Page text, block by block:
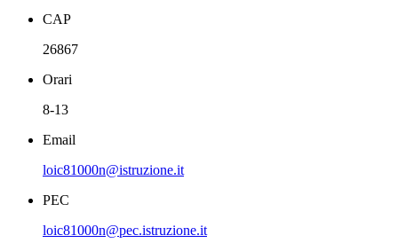
CAP
26867
Orari
8-13
Email
loic81000n@istruzione.it
PEC
loic81000n@pec.istruzione.it